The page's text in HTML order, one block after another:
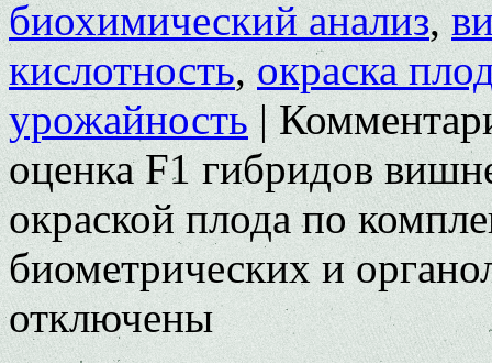
биохимический анализ,
кислотность,окраска
урожайность |
оценка F1 гибридов
окраской плода по
биометрических и
отключены